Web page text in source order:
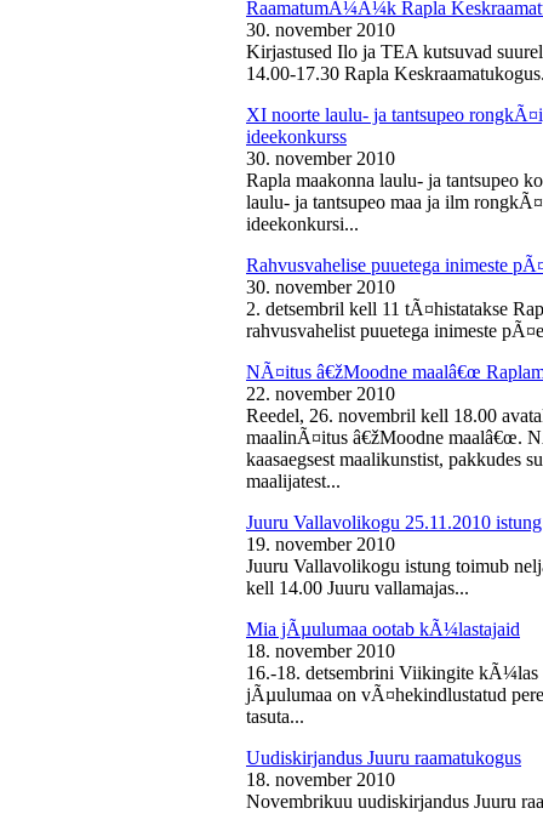
RaamatumÃ¼Ã¼k Rapla
30. november 2010
Kirjastused Ilo ja TEA kutsuvad
14.00-17.30 Rapla
XI noorte laulu- ja tantsupeo
ideekonkurss
30. november 2010
Rapla maakonna laulu- ja tantsupeo
laulu- ja tantsupeo maa ja ilm
ideekonkursi...
Rahvusvahelise puuetega inimeste
30. november 2010
2. detsembril kell 11 tÃ¤histatakse
rahvusvahelist puuetega inimeste
NÃ¤itus â€žMoodne maalâ€œ
22. november 2010
Reedel, 26. novembril kell 18.00
maalinÃ¤itus â€žMoodne maalâ€œ.
kaasaegsest maalikunstist, pakkudes
maalijatest...
Juuru Vallavolikogu 25.11.2010 istung
19. november 2010
Juuru Vallavolikogu istung toimub
kell 14.00 Juuru vallamajas...
Mia jÃµulumaa ootab kÃ¼lastajaid
18. november 2010
16.-18. detsembrini Viikingite
jÃµulumaa on vÃ¤hekindlustatud
tasuta...
Uudiskirjandus Juuru raamatukogus
18. november 2010
Novembrikuu uudiskirjandus Juuru